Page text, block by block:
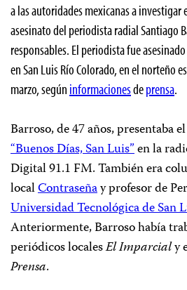
a las autoridades mexicanas a investigar
asesinato del periodista radial Santiago
responsables. El periodista fue
en San Luis Río Colorado, en el norteño
marzo, según informacionesdeprensa.
Barroso, de 47 años, presentaba
“Buenos Días, San Luis”en la
Digital 91.1 FM. También era
localContraseñay profesor de
Universidad Tecnológica de San
Anteriormente, Barroso había
periódicos localesEl Imparcialy
Prensa.